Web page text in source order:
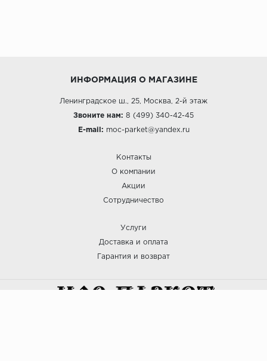
ИНФОРМАЦИЯ О МАГАЗИНЕ
Ленинградское ш., 25, Москва, 2-й этаж
Звоните нам: 8 (499) 340-42-45
E-mail: moc-parket@yandex.ru
Контакты
О компании
Акции
Сотрудничество
Услуги
Доставка и оплата
Гарантия и возврат